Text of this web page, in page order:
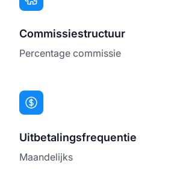
Commissiestructuur
Percentage commissie
Uitbetalingsfrequentie
Maandelijks